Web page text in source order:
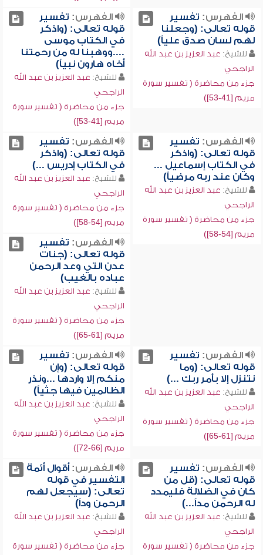
الفهرس: تفسير
قوله تعالى: (وجعلنا
لهم لسان صدق علياً)
للشيخ: عبد العزيز بن عبد الله
الراجحي
جزء من محاضرة ( تفسير سورة
مريم [41-53])
الفهرس: تفسير
قوله تعالى: (واذكر
في الكتاب موسى
....ووهبنا له من رحمتنا
أخاه هارون نبياً)
للشيخ: عبد العزيز بن عبد الله
الراجحي
جزء من محاضرة ( تفسير سورة
مريم [41-53])
الفهرس: تفسير
قوله تعالى: (واذكر
في الكتاب إسماعيل ...
وكان عند ربه مرضياً)
للشيخ: عبد العزيز بن عبد الله
الراجحي
جزء من محاضرة ( تفسير سورة
مريم [54-58])
الفهرس: تفسير
قوله تعالى: (واذكر
في الكتاب إدريس ...)
للشيخ: عبد العزيز بن عبد الله
الراجحي
جزء من محاضرة ( تفسير سورة
مريم [54-58])
الفهرس: تفسير
قوله تعالى: (جنات
عدن التي وعد الرحمن
عباده بالغيب)
للشيخ: عبد العزيز بن عبد الله
الراجحي
جزء من محاضرة ( تفسير سورة
مريم [61-65])
الفهرس: تفسير
قوله تعالى: (وما
نتنزل إلا بأمر ربك ...)
للشيخ: عبد العزيز بن عبد الله
الراجحي
جزء من محاضرة ( تفسير سورة
مريم [61-65])
الفهرس: تفسير
قوله تعالى: (وإن
منكم إلا واردها ...ونذر
الظالمين فيها جثياً)
للشيخ: عبد العزيز بن عبد الله
الراجحي
جزء من محاضرة ( تفسير سورة
مريم [66-72])
الفهرس: تفسير
قوله تعالى: (قل من
كان في الضلالة فليمدد
له الرحمن مداً...)
للشيخ: عبد العزيز بن عبد الله
الراجحي
جزء من محاضرة ( تفسير سورة
الفهرس:أقوال أئمة
التفسير في قوله
تعالى: (سيجعل لهم
الرحمن وداً)
للشيخ: عبد العزيز بن عبد الله
الراجحي
جزء من محاضرة ( تفسير سورة